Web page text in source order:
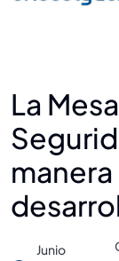
La
Junio